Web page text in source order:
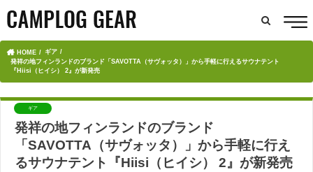
HOME
ギア
発祥の地フィンランドのブランド「SAVOTTA（サヴォッタ）」から手軽に行えるサウナテント
『Hiisi（ヒイシ） 2』が新発売
ギア
発祥の地フィンランドのブランド
「SAVOTTA（サヴォッタ）」から手軽に行え
るサウナテント『Hiisi（ヒイシ） 2』が新発売